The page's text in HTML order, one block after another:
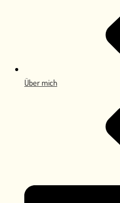
Über mich